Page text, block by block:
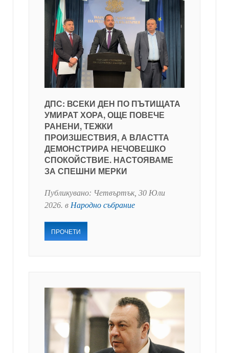
ДПС: ВСЕКИ ДЕН ПО ПЪТИЩАТА
УМИРАТ ХОРА, ОЩЕ ПОВЕЧЕ
РАНЕНИ, ТЕЖКИ
ПРОИЗШЕСТВИЯ, А ВЛАСТТА
ДЕМОНСТРИРА НЕЧОВЕШКО
СПОКОЙСТВИЕ. НАСТОЯВАМЕ
ЗА СПЕШНИ МЕРКИ
Публикувано: Четвъртък, 30 Юли
2026. в Народно събрание
ПРОЧЕТИ